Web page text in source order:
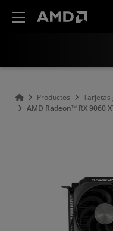
Productos
Tarjetas
AMD Radeon™ RX 9060